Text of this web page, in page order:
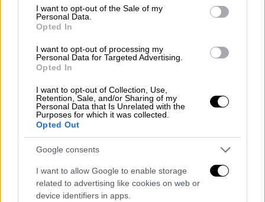
consent section.
I want to opt-out of the Sale of my
Personal Data.
Opted In
I want to opt-out of processing my
Personal Data for Targeted Advertising.
Opted In
I want to opt-out of Collection, Use,
Retention, Sale, and/or Sharing of my
Personal Data that Is Unrelated with the
Purposes for which it was collected.
Opted Out
Google consents
I want to allow Google to enable storage
related to advertising like cookies on web or
device identifiers in apps.
Ο ανακατασκευασμένος συρμός του ΗΣΑΠ (Πηγή φωτο:
ΣΤΑΣΥ)
Αν και η ΣΤΑΣΥέχει έτοιμα τα τεύχη του
διαγωνισμού, άγνωστο παραμένει ακόμα το